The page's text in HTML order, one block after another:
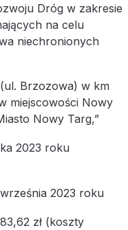
Dróg w zakresie
na celu
niechronionych
Brzozowa) w km
miejscowości Nowy
Nowy Targ,”
2023 roku
2023 roku
zł (koszty